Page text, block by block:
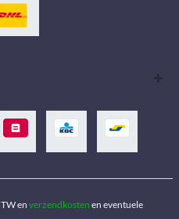
en verzendkosten en eventuele